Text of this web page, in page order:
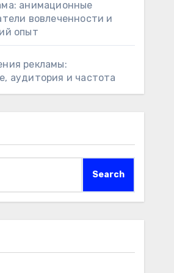
анимационные
вовлеченности и
опыт
рекламы:
аудитория и частота